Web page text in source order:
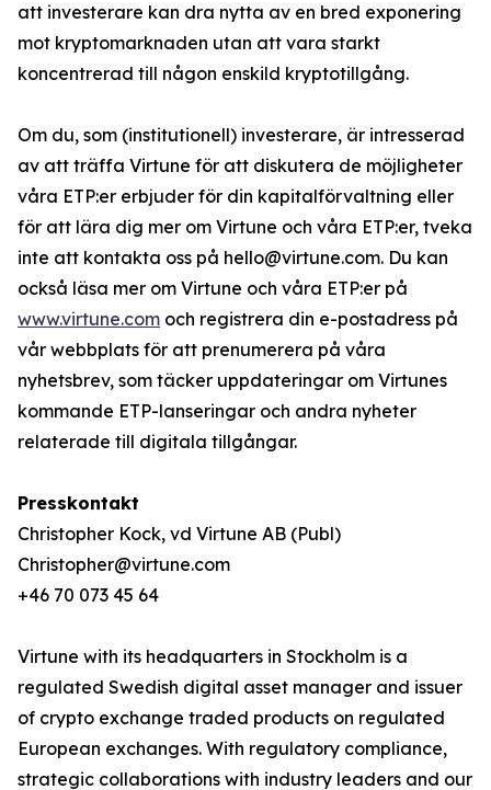
att investerare kan dra nytta av en bred exponering
mot kryptomarknaden utan att vara starkt
koncentrerad till någon enskild kryptotillgång.
Om du, som (institutionell) investerare, är intresserad
av att träffa Virtune för att diskutera de möjligheter
våra ETP:er erbjuder för din kapitalförvaltning eller
för att lära dig mer om Virtune och våra ETP:er, tveka
inte att kontakta oss på hello@virtune.com. Du kan
också läsa mer om Virtune och våra ETP:er på
www.virtune.com och registrera din e-postadress på
vår webbplats för att prenumerera på våra
nyhetsbrev, som täcker uppdateringar om Virtunes
kommande ETP-lanseringar och andra nyheter
relaterade till digitala tillgångar.
Presskontakt
Christopher Kock, vd Virtune AB (Publ)
Christopher@virtune.com
+46 70 073 45 64
Virtune with its headquarters in Stockholm is a
regulated Swedish digital asset manager and issuer
of crypto exchange traded products on regulated
European exchanges. With regulatory compliance,
strategic collaborations with industry leaders and our